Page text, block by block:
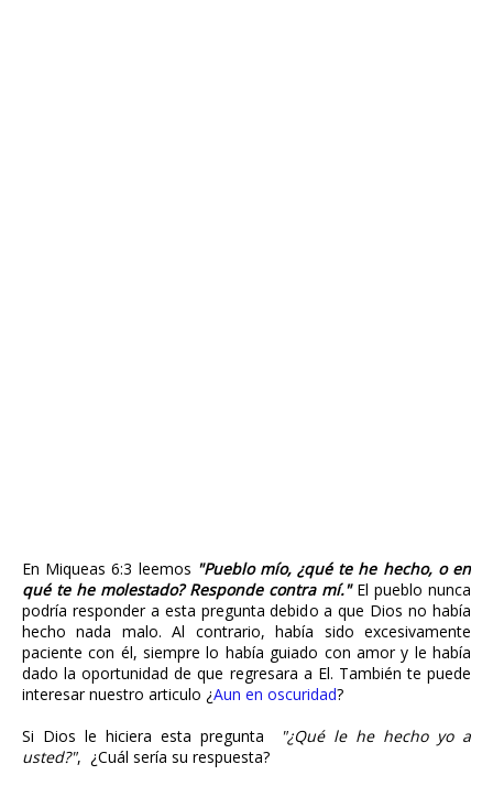
En Miqueas 6:3 leemos "Pueblo mío, ¿qué te he hecho, o en
qué te he molestado? Responde contra mí."El pueblo nunca
podría responder a esta pregunta debido a que Dios no había
hecho nada malo. Al contrario, había sido excesivamente
paciente con él, siempre lo había guiado con amor y le había
dado la oportunidad de que regresara a El. También te puede
interesar nuestro articulo ¿Aun en oscuridad?
Si Dios le hiciera esta pregunta "¿Qué le he hecho yo a
usted?", ¿Cuál sería su respuesta?